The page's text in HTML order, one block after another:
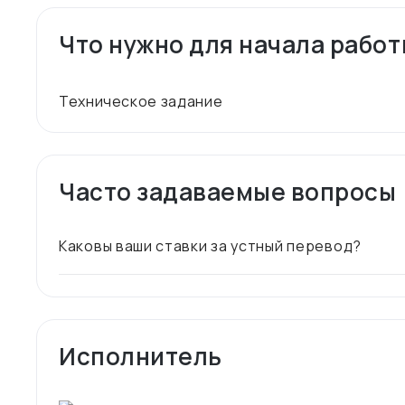
Что нужно для начала
Часто задаваемые вопросы
Каковы ваши ставки за устный перевод?
Исполнитель